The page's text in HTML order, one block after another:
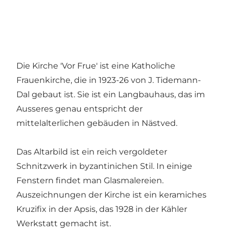
Die Kirche 'Vor Frue' ist eine Katholiche
Frauenkirche, die in 1923-26 von J. Tidemann-
Dal gebaut ist. Sie ist ein Langbauhaus, das im
Ausseres genau entspricht der
mittelalterlichen gebäuden in Nästved.
Das Altarbild ist ein reich vergoldeter
Schnitzwerk in byzantinichen Stil. In einige
Fenstern findet man Glasmalereien.
Auszeichnungen der Kirche ist ein keramiches
Kruzifix in der Apsis, das 1928 in der Kähler
Werkstatt gemacht ist.